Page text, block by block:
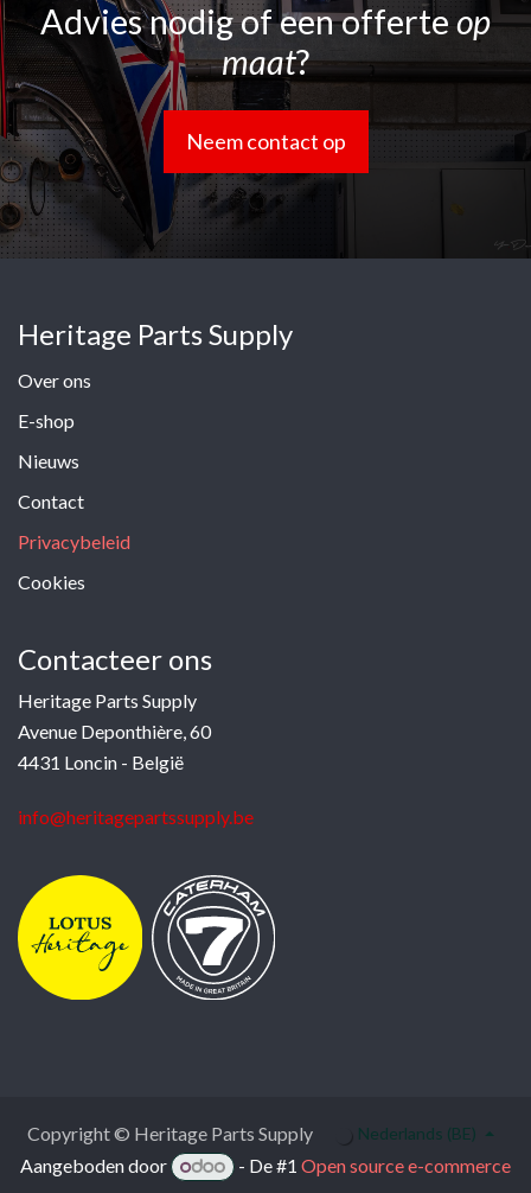
Advies nodig of een offerteop
maat?
Neem contact op
Heritage Parts Supply
Over ons
E-shop
Nieuws
Contact
Privacybeleid
Cookies
Contacteer ons
Heritage Parts Supply
Avenue Deponthière, 60
4431 Loncin - België
info@heritagepartssupply.be
Copyright © Heritage Parts Supply Nederlands (BE)
Aangeboden door - De #1Open source e-commerce